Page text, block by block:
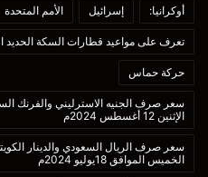
أوكرانيا: إسرائيل الأمم المتحدة
تعرف على مواعيد قطارات السكة الحديد اليوم الثلاثاء
حركة حماس
سعر صرف الجنيه الاسترليني والفرنك
الإثنين 12 أغسطس 2024م
سعر صرف الريال السعودي والدينار
الخميس الموافق 18يوليو 2024م